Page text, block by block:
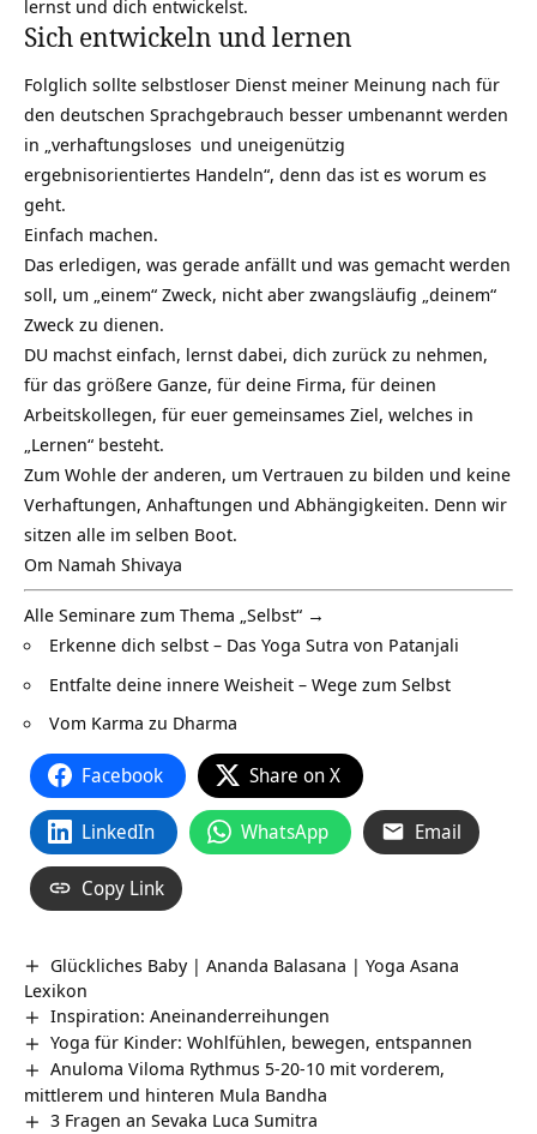
lernst und dich entwickelst.
Sich entwickeln und lernen
Folglich sollte selbstloser Dienst meiner Meinung nach für
den deutschen Sprachgebrauch besser umbenannt werden
in „verhaftungsloses und uneigenützig
ergebnisorientiertes Handeln“, denn das ist es worum es
geht.
Einfach machen.
Das erledigen, was gerade anfällt und was gemacht werden
soll, um „einem“ Zweck, nicht aber zwangsläufig „deinem“
Zweck zu dienen.
DU machst einfach, lernst dabei, dich zurück zu nehmen,
für das größere Ganze, für deine Firma, für deinen
Arbeitskollegen, für euer gemeinsames Ziel, welches in
„Lernen“ besteht.
Zum Wohle der anderen, um Vertrauen zu bilden und keine
Verhaftungen, Anhaftungen und Abhängigkeiten. Denn wir
sitzen alle im selben Boot.
Om Namah Shivaya
Alle Seminare zum Thema „Selbst“ →
Erkenne dich selbst – Das Yoga Sutra von Patanjali
Entfalte deine innere Weisheit – Wege zum Selbst
Vom Karma zu Dharma
Facebook Share on X
LinkedIn WhatsApp Email
Copy Link
Glückliches Baby | Ananda Balasana | Yoga Asana
Lexikon
Inspiration: Aneinanderreihungen
Yoga für Kinder: Wohlfühlen, bewegen, entspannen
Anuloma Viloma Rythmus 5-20-10 mit vorderem,
mittlerem und hinteren Mula Bandha
3 Fragen an Sevaka Luca Sumitra